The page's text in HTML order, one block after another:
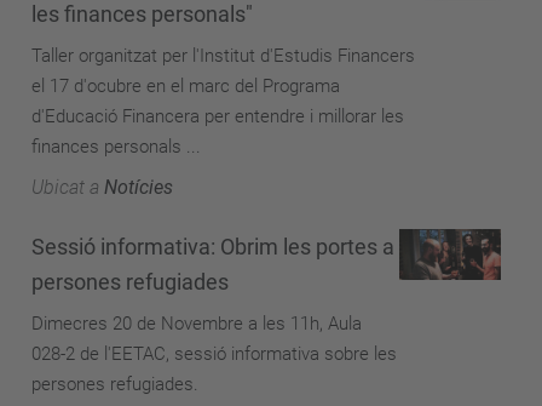
les finances personals"
Taller organitzat per l'Institut d'Estudis Financers
el 17 d'ocubre en el marc del Programa
d'Educació Financera per entendre i millorar les
finances personals ...
Ubicat a Notícies
Sessió informativa: Obrim les portes a
persones refugiades
Dimecres 20 de Novembre a les 11h, Aula
028-2 de l'EETAC, sessió informativa sobre les
persones refugiades.